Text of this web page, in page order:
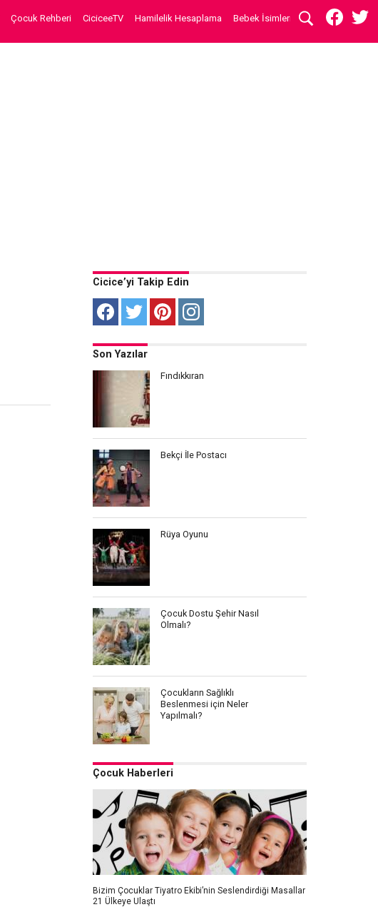
Çocuk Rehberi CiciceeTV Hamilelik Hesaplama Bebek İsimleri
Cicice’yi Takip Edin
Son Yazılar
Fındıkkıran
Bekçi İle Postacı
Rüya Oyunu
Çocuk Dostu Şehir Nasıl
Olmalı?
Çocukların Sağlıklı
Beslenmesi için Neler
Yapılmalı?
Çocuk Haberleri
Bizim Çocuklar Tiyatro Ekibi’nin Seslendirdiği Masallar
21 Ülkeye Ulaştı